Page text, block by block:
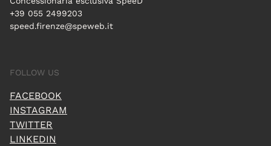
+39 055 2499203
speed.firenze@speweb.it
FOLLOW US
FACEBOOK
INSTAGRAM
TWITTER
LINKEDIN